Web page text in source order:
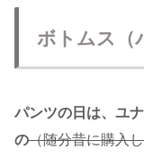
ボトムス（
パンツの日は、ユ
の（随分昔に購入